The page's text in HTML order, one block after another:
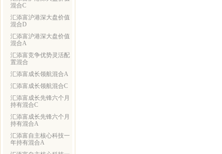
混合C
汇添富沪港深大盘价值
混合D
汇添富沪港深大盘价值
混合A
汇添富竞争优势灵活配
置混合
汇添富成长领航混合A
汇添富成长领航混合C
汇添富成长先锋六个月
持有混合C
汇添富成长先锋六个月
持有混合A
汇添富自主核心科技一
年持有混合A